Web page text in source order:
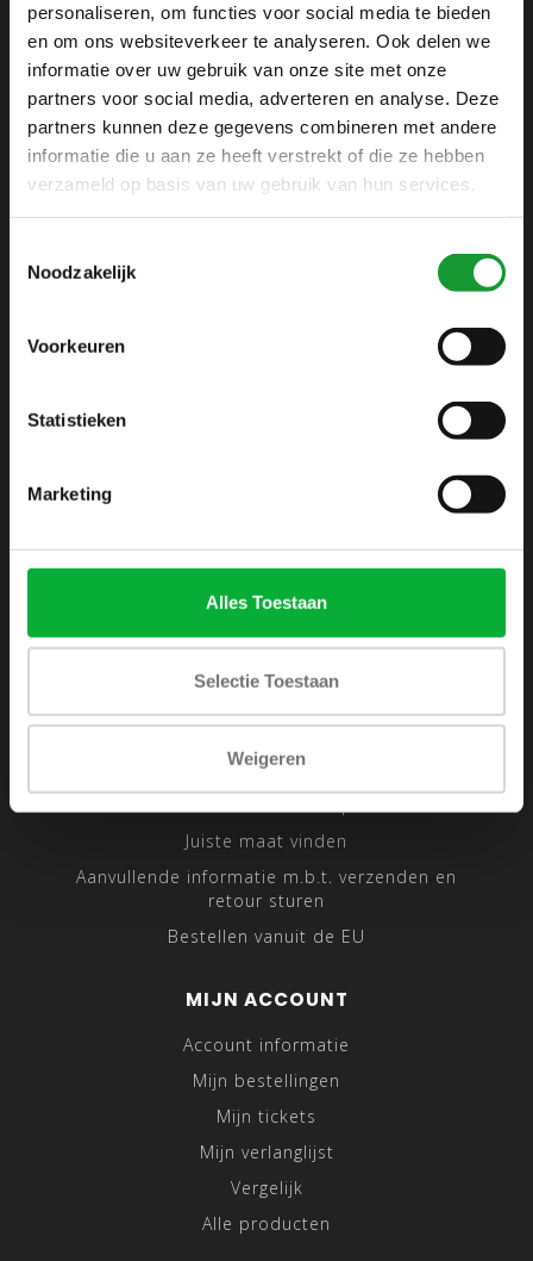
personaliseren, om functies voor social media te bieden
en om ons websiteverkeer te analyseren. Ook delen we
informatie over uw gebruik van onze site met onze
partners voor social media, adverteren en analyse. Deze
partners kunnen deze gegevens combineren met andere
informatie die u aan ze heeft verstrekt of die ze hebben
verzameld op basis van uw gebruik van hun services.
Noodzakelijk
Voorkeuren
Statistieken
Marketing
Alles Toestaan
Selectie Toestaan
Weigeren
Zijlijnstraat 24
1433 DC
+31 6 42 52 32 80
+31 6 42 52 32 80
Disclaimer
Privacy Policy
Sitemap
Traveling Tailor
Juiste maat vinden
Aanvullende informatie m.b.t. verzenden en
retour sturen
Bestellen vanuit de EU
MIJN ACCOUNT
Account informatie
Mijn bestellingen
Mijn tickets
Mijn verlanglijst
Vergelijk
Alle producten